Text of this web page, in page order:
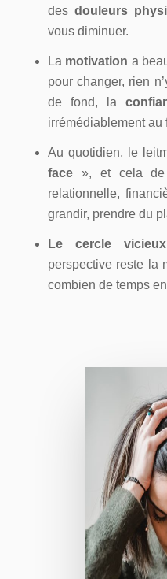
des douleurs
vous diminuer.
La motivation a
pour changer, rien
de fond, la
irrémédiablement au
Au quotidien, le
face », et cela de
relationnelle,
grandir, prendre du
Le cercle
perspective reste la
combien de temps